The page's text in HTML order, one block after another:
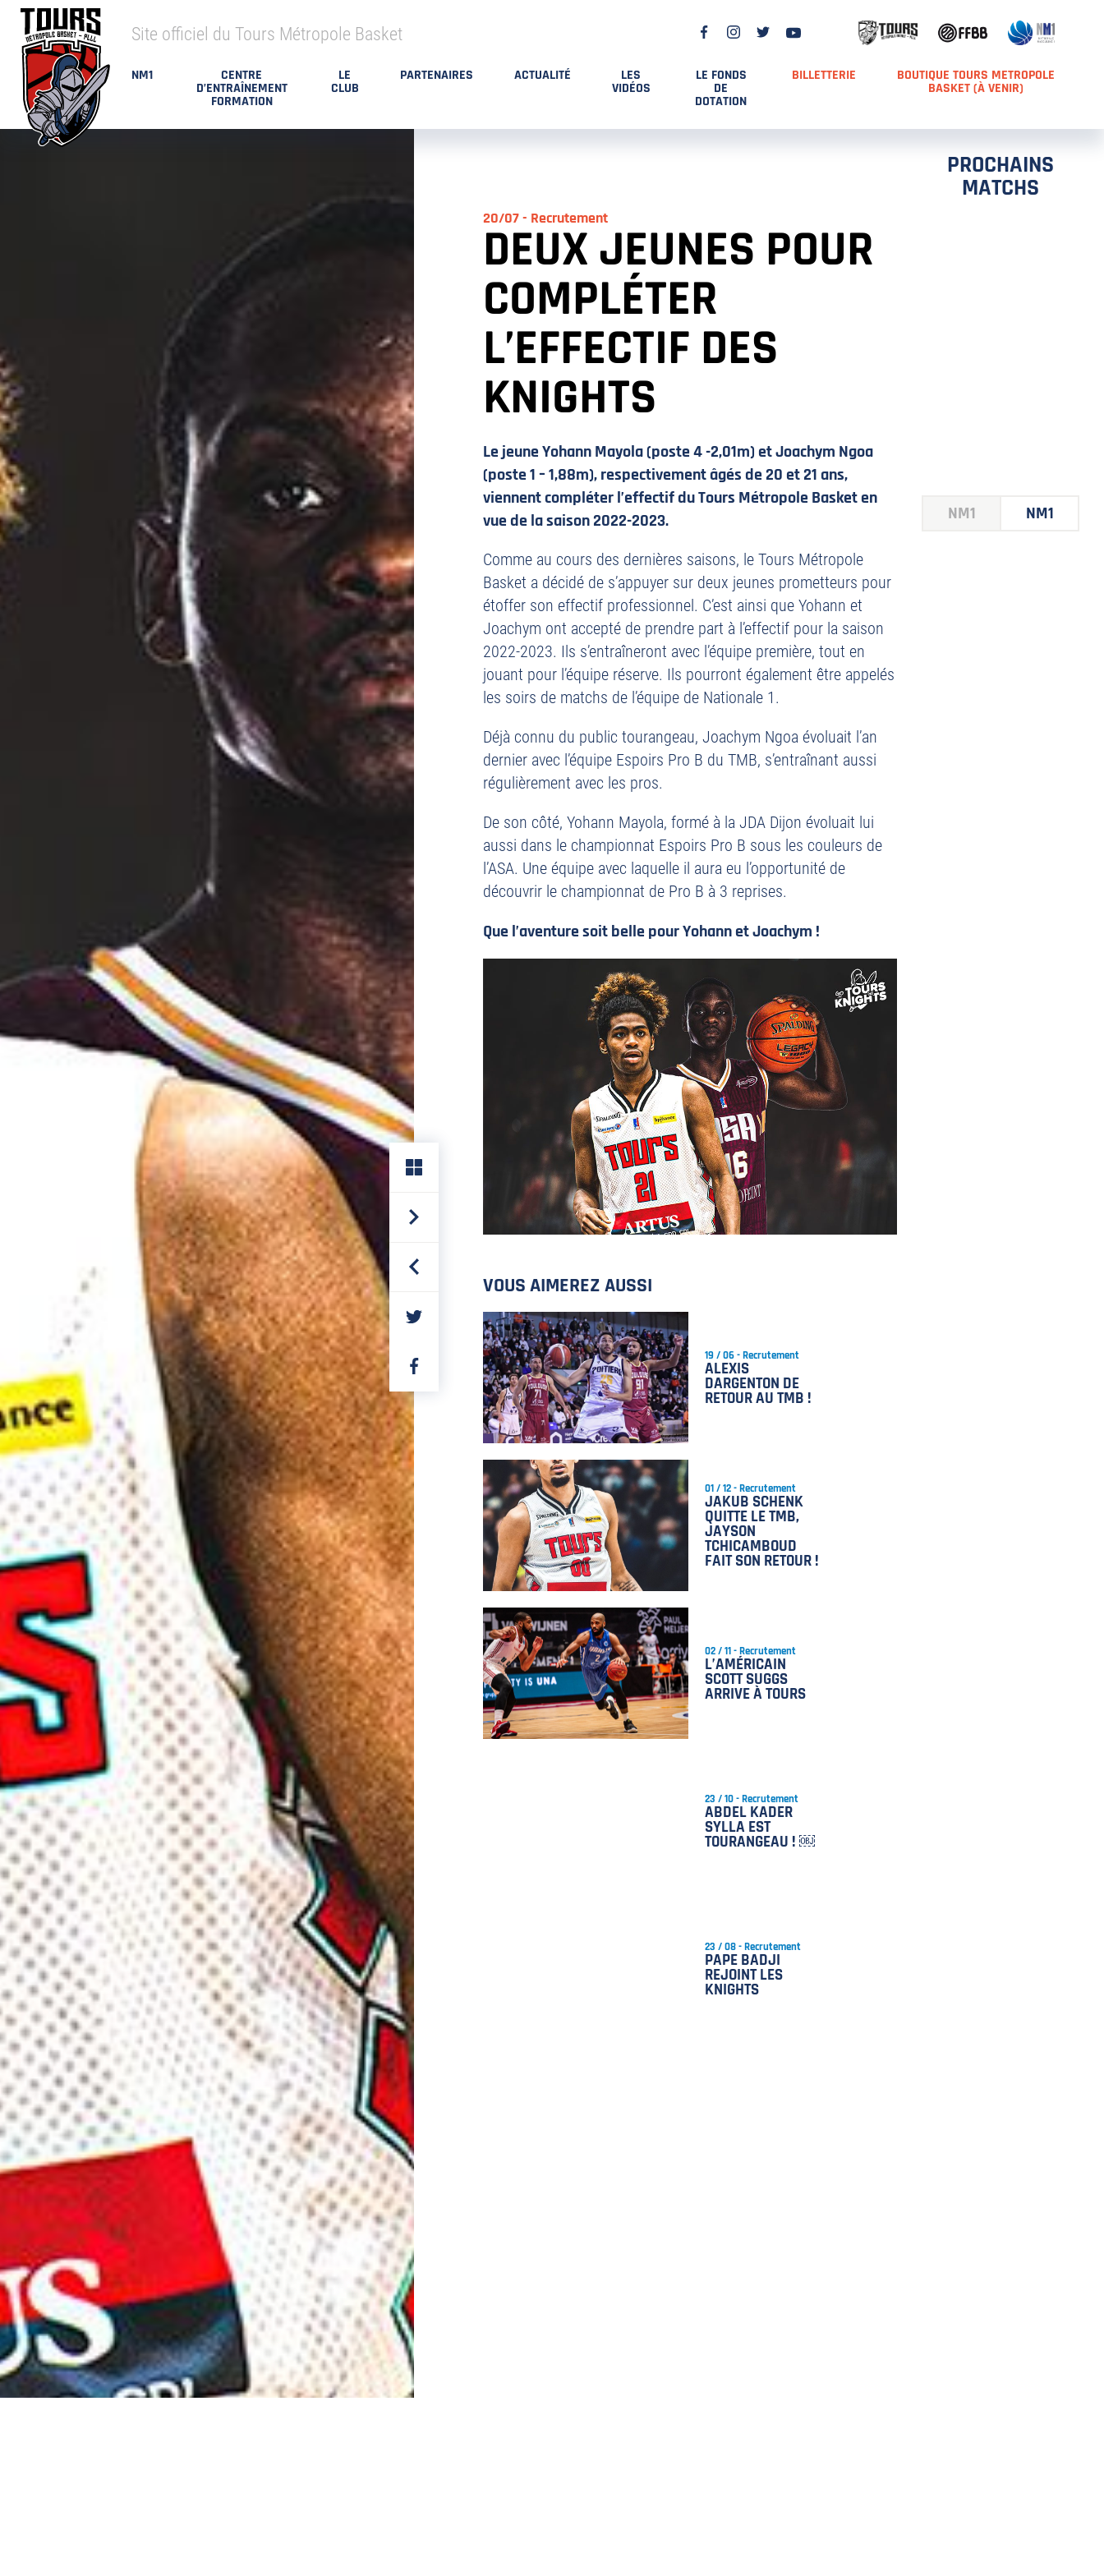
Site officiel du Tours Métropole Basket
NM1 CENTRE
D’ENTRAÎNEMENT
FORMATION
LE
CLUB
PARTENAIRES ACTUALITÉ LES
VIDÉOS
LE FONDS
DE
DOTATION
BILLETTERIE BOUTIQUE TOURS METROPOLE
BASKET (À VENIR)
PARTAGER
SUR
PARTAGER
SUR
FACEBOOK
20/07 - Recrutement
DEUX JEUNES POUR
COMPLÉTER
L’EFFECTIF DES
KNIGHTS
Le jeune Yohann Mayola (poste 4 -2,01m) et Joachym Ngoa
(poste 1 – 1,88m), respectivement âgés de 20 et 21 ans,
viennent compléter l’effectif du Tours Métropole Basket en
vue de la saison 2022-2023.
Comme au cours des dernières saisons, le Tours Métropole
Basket a décidé de s’appuyer sur deux jeunes prometteurs pour
étoffer son effectif professionnel. C’est ainsi que Yohann et
Joachym ont accepté de prendre part à l’effectif pour la saison
2022-2023. Ils s’entraîneront avec l’équipe première, tout en
jouant pour l’équipe réserve. Ils pourront également être appelés
les soirs de matchs de l’équipe de Nationale 1.
Déjà connu du public tourangeau, Joachym Ngoa évoluait l’an
dernier avec l’équipe Espoirs Pro B du TMB, s’entraînant aussi
régulièrement avec les pros.
De son côté, Yohann Mayola, formé à la JDA Dijon évoluait lui
aussi dans le championnat Espoirs Pro B sous les couleurs de
l’ASA. Une équipe avec laquelle il aura eu l’opportunité de
découvrir le championnat de Pro B à 3 reprises.
Que l’aventure soit belle pour Yohann et Joachym !
VOUS AIMEREZ AUSSI
19 / 06 - Recrutement
ALEXIS
DARGENTON DE
RETOUR AU TMB !
01 / 12 - Recrutement
JAKUB SCHENK
QUITTE LE TMB,
JAYSON
TCHICAMBOUD
FAIT SON RETOUR !
02 / 11 - Recrutement
L’AMÉRICAIN
SCOTT SUGGS
ARRIVE À TOURS
23 / 10 - Recrutement
ABDEL KADER
SYLLA EST
TOURANGEAU ! ￼
23 / 08 - Recrutement
PAPE BADJI
REJOINT LES
KNIGHTS
PROCHAINS
MATCHS
NM1 NM1
PLAN DU SITE
©2026 Union Tours Basket Metropole - Tous droits réservés | Création & Développement :